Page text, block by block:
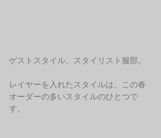
ゲストスタイル、スタイリスト服部。
レイヤーを入れたスタイルは、この春
オーダーの多いスタイルのひとつで
す。